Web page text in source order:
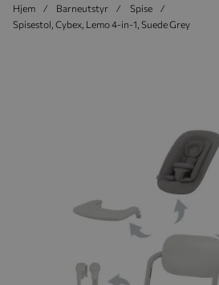
Hjem Barneutstyr
Spise
Spisestol, Cybex, Lemo 4-in-1, Suede Grey